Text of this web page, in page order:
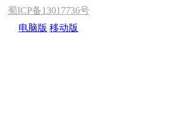
蜀ICP备13017736号
电脑版 移动版